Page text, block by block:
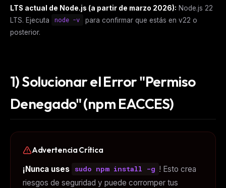
LTS actual de Node.js (a partir de marzo 2026): Node.js 22
LTS. Ejecuta
node -v
para confirmar que estás en v22 o
posterior.
1) Solucionar el Error "Permiso
Denegado" (npm EACCES)
Advertencia Crítica
¡Nunca uses
sudo npm install -g ! Esto crea
riesgos de seguridad y puede corromper tus